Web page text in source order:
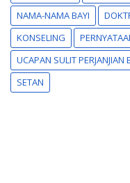
NAMA-NAMA BAYI
KONSELING
UCAPAN SULIT PERJANJIAN
SETAN